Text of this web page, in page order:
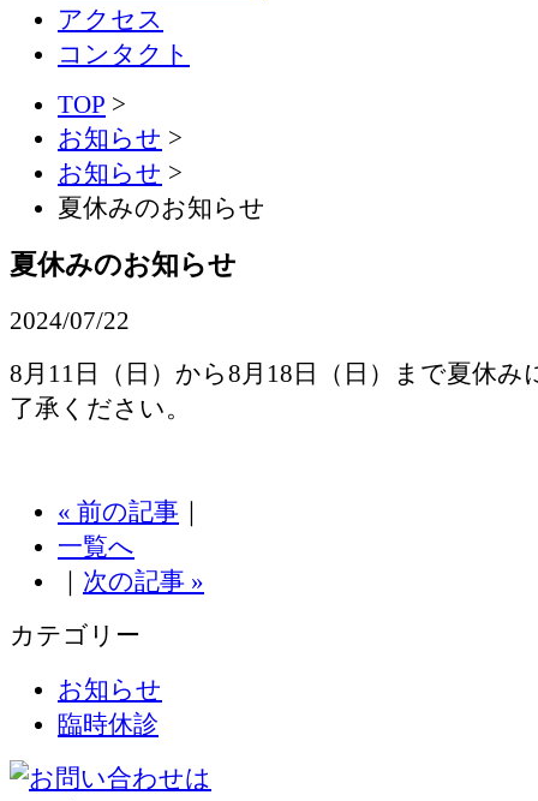
アクセス
コンタクト
TOP >
お知らせ >
お知らせ >
夏休みのお知らせ
夏休みのお知らせ
2024/07/22
8月11日（日）から8月18日（日）まで夏休み
了承ください。
« 前の記事 ｜
一覧へ
｜ 次の記事 »
カテゴリー
お知らせ
臨時休診